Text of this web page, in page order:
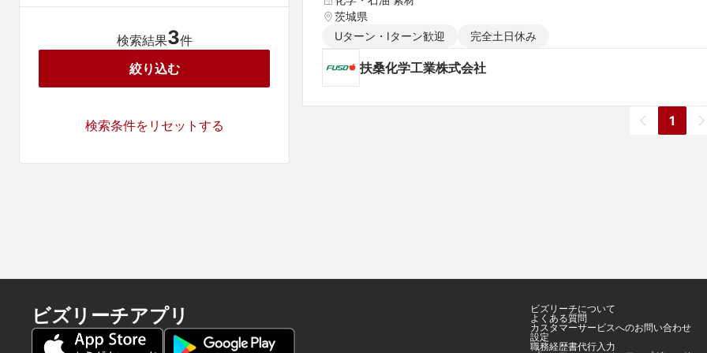
検索結果3件
絞り込む
検索条件をリセットする
茨城県
Uターン・Iターン歓迎
完全土日休み
扶桑化学工業株式会社
1
ビズリーチアプリ
ビズリーチについて
よくある質問
カスタマーサービスへのお問い合わせ
設定
職務経歴書代行入力